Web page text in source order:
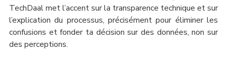
TechDaal met l’accent sur la transparence technique et sur
l’explication du processus, précisément pour éliminer les
confusions et fonder ta décision sur des données, non sur
des perceptions.